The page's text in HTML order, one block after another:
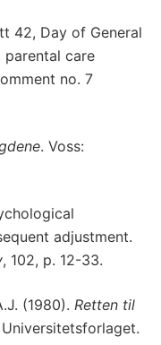
42, Day of General
parental care
no. 7
. Voss:
adjustment.
, 102, p. 12-33.
(1980). Retten til
Universitetsforlaget.